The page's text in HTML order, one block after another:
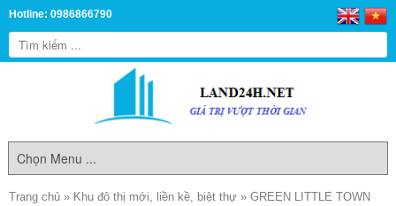
Hotline: 0986866790
Trang chủ » Khu đô thị mới, liền kề, biệt thự » GREEN LITTLE TOWN